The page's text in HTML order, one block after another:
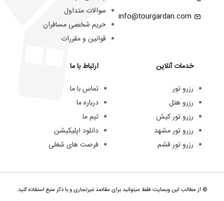
info@tourgardan.com
خدمات آنلاین
رزرو تور
رزرو هتل
رزرو تور کیش
رزرو تور مشهد
رزرو تور قشم
سوالات متداول
حریم شخصی مسافران
قوانین و مقررات
ارتباط با ما
تماس با ما
درباره ما
تیم ما
دانلود اپلیکیشن
فرصت های شغلی
© از مطالب این وبسایت فقط میتوانید برای مقاصد غیرتجاری و با ذکر منبع استفاده کنید.